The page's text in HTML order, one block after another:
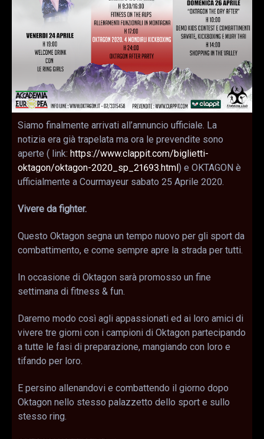
Siamo finalmente arrivati all’annuncio ufficiale. La
notizia era già trapelata ma ora le prevendite sono
aperte ( link: https://www.clappit.com/biglietti-
oktagon/oktagon-2020_sp_21693.html) e OKTAGON è
ufficialmente a Courmayeur sabato 25 Aprile 2020.
Vivere da fighter.
Questo Oktagon segna un tempo nuovo per gli sport da
combattimento, e come sempre apre la strada per tutti.
In occasione di Oktagon sarà promosso un fine
settimana di fitness & fun.
Daremo modo così agli appassionati ed ai loro amici di
vivere tre giorni con i campioni di Oktagon partecipando
a tutte le fasi di preparazione, mangiando con loro e
tifando per loro.
E persino allenandovi e combattendo il giorno dopo
Oktagon nello stesso palazzetto dello sport e sullo
stesso ring.